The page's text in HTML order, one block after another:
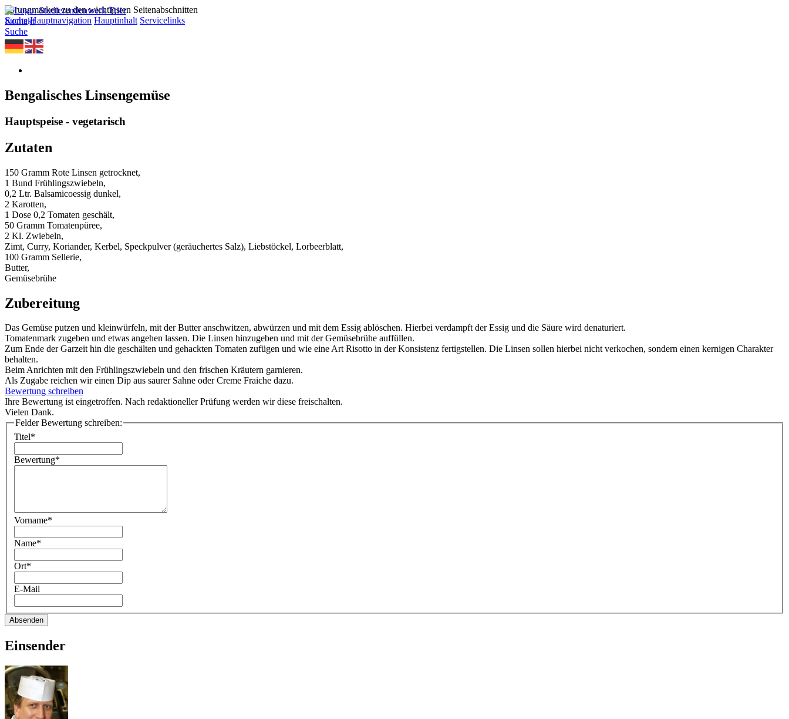
Sprungmarken zu den wichtigsten Seitenabschnitten
Suche Hauptnavigation Hauptinhalt Servicelinks
Kontakt
Suche
Bengalisches Linsengemüse
Hauptspeise - vegetarisch
Zutaten
150 Gramm Rote Linsen getrocknet,
1 Bund Frühlingszwiebeln,
0,2 Ltr. Balsamicoessig dunkel,
2 Karotten,
1 Dose 0,2 Tomaten geschält,
50 Gramm Tomatenpüree,
2 Kl. Zwiebeln,
Zimt, Curry, Koriander, Kerbel, Speckpulver (geräuchertes Salz), Liebstöckel, Lorbeerblatt,
100 Gramm Sellerie,
Butter,
Gemüsebrühe
Zubereitung
Das Gemüse putzen und kleinwürfeln, mit der Butter anschwitzen, abwürzen und mit dem Essig ablöschen. Hierbei verdampft der Essig und die Säure wird denaturiert.
Tomatenmark zugeben und etwas angehen lassen. Die Linsen hinzugeben und mit der Gemüsebrühe auffüllen.
Zum Ende der Garzeit hin die geschälten und gehackten Tomaten zufügen und wie eine Art Risotto in der Konsistenz fertigstellen. Die Linsen sollen hierbei nicht verkochen, sondern einen kernigen Charakter
behalten.
Beim Anrichten mit den Frühlingszwiebeln und den frischen Kräutern garnieren.
Als Zugabe reichen wir einen Dip aus saurer Sahne oder Creme Fraiche dazu.
Bewertung schreiben
Ihre Bewertung ist eingetroffen. Nach redaktioneller Prüfung werden wir diese freischalten.
Vielen Dank.
Felder Bewertung schreiben:
Titel*
Bewertung*
Vorname*
Name*
Ort*
E-Mail
Absenden
Einsender